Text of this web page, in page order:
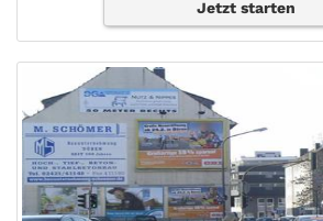
Jetzt starten